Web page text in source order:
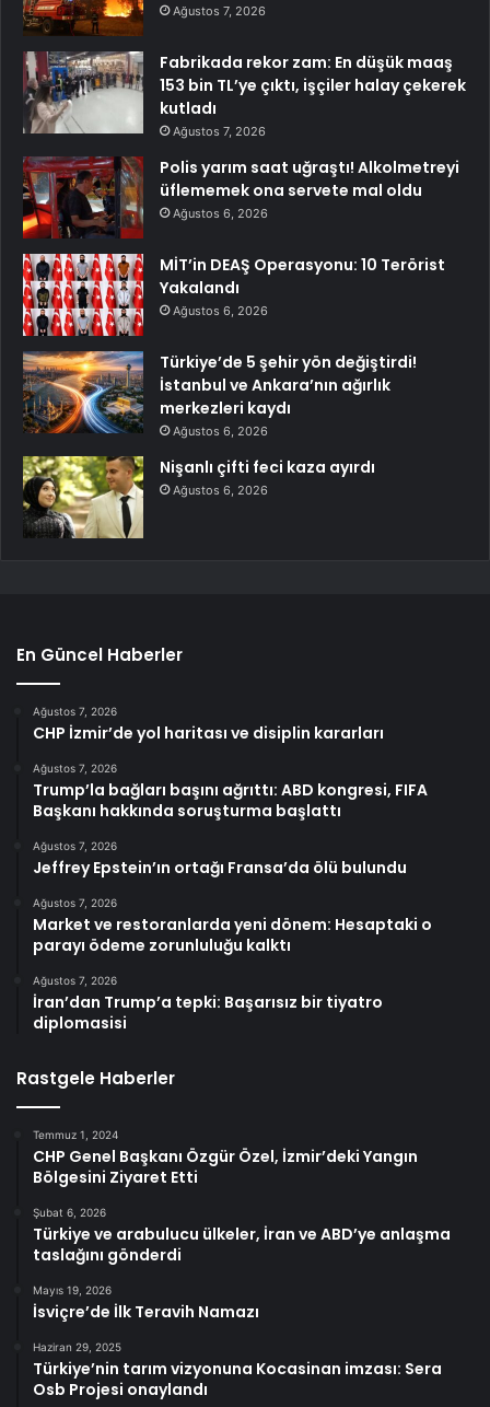
Ağustos 7, 2026
Fabrikada rekor zam: En düşük maaş
153 bin TL’ye çıktı, işçiler halay çekerek
kutladı
Ağustos 7, 2026
Polis yarım saat uğraştı! Alkolmetreyi
üflememek ona servete mal oldu
Ağustos 6, 2026
MİT’in DEAŞ Operasyonu: 10 Terörist
Yakalandı
Ağustos 6, 2026
Türkiye’de 5 şehir yön değiştirdi!
İstanbul ve Ankara’nın ağırlık
merkezleri kaydı
Ağustos 6, 2026
Nişanlı çifti feci kaza ayırdı
Ağustos 6, 2026
En Güncel Haberler
Ağustos 7, 2026
CHP İzmir’de yol haritası ve disiplin kararları
Ağustos 7, 2026
Trump’la bağları başını ağrıttı: ABD kongresi, FIFA
Başkanı hakkında soruşturma başlattı
Ağustos 7, 2026
Jeffrey Epstein’ın ortağı Fransa’da ölü bulundu
Ağustos 7, 2026
Market ve restoranlarda yeni dönem: Hesaptaki o
parayı ödeme zorunluluğu kalktı
Ağustos 7, 2026
İran’dan Trump’a tepki: Başarısız bir tiyatro
diplomasisi
Rastgele Haberler
Temmuz 1, 2024
CHP Genel Başkanı Özgür Özel, İzmir’deki Yangın
Bölgesini Ziyaret Etti
Şubat 6, 2026
Türkiye ve arabulucu ülkeler, İran ve ABD’ye anlaşma
taslağını gönderdi
Mayıs 19, 2026
İsviçre’de İlk Teravih Namazı
Haziran 29, 2025
Türkiye’nin tarım vizyonuna Kocasinan imzası: Sera
Osb Projesi onaylandı